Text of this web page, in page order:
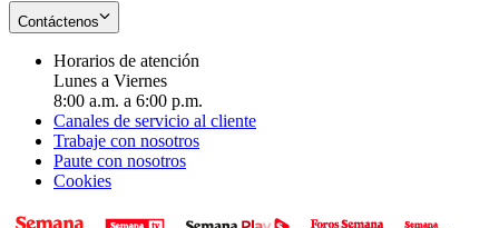
Contáctenos
Horarios de atención
Lunes a Viernes
8:00 a.m. a 6:00 p.m.
Canales de servicio al cliente
Trabaje con nosotros
Paute con nosotros
Cookies